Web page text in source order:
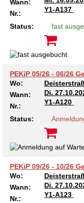
Offene
Hör- und
Wann:
Nr.:
Y1-A137
Status: fast
PEKiP 05/26 - 06/26
Wo:
Wann:
Di.
Nr.:
Y1-A120
Status:
PEKiP 09/26 - 10/26
Wo:
Wann:
Di.
Nr.:
Y1-A123